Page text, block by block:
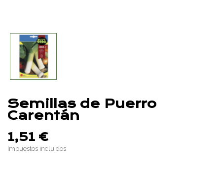
Semillas de Puerro
Carentán
1,51 €
Impuestos incluidos